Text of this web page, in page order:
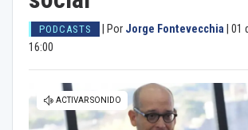
PODCASTS Por Jorge Fontevecchia 01
16:00